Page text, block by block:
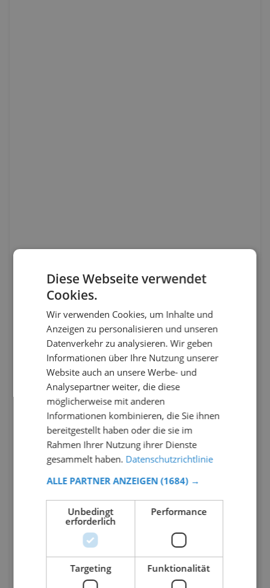
Diese Webseite verwendet
Cookies.
Wir verwenden Cookies, um Inhalte und
Anzeigen zu personalisieren und unseren
Datenverkehr zu analysieren. Wir geben
Informationen über Ihre Nutzung unserer
Website auch an unsere Werbe- und
Analysepartner weiter, die diese
möglicherweise mit anderen
Informationen kombinieren, die Sie ihnen
bereitgestellt haben oder die sie im
Rahmen Ihrer Nutzung ihrer Dienste
gesammelt haben. Datenschutzrichtlinie
ALLE PARTNER ANZEIGEN (1684) →
Unbedingt
erforderlich
Performance
Targeting Funktionalität